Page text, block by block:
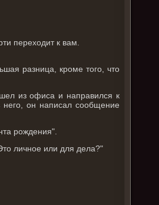
переходит к вам.
разница, кроме того, что
из офиса и направился к
он написал сообщение
рождения".
личное или для дела?"